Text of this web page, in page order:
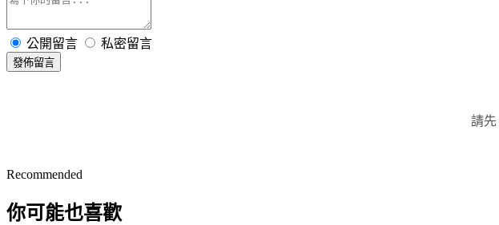
公開留言 私密留言
發佈留言
請先
Recommended
你可能也喜歡